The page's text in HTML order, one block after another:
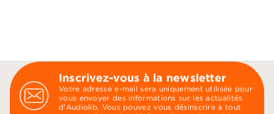
Inscrivez-vous à la newsletter
Votre adresse e-mail sera uniquement utilisée pour
vous envoyer des informations sur les actualités
d'Audiolib. Vous pouvez vous désinscrire à tout